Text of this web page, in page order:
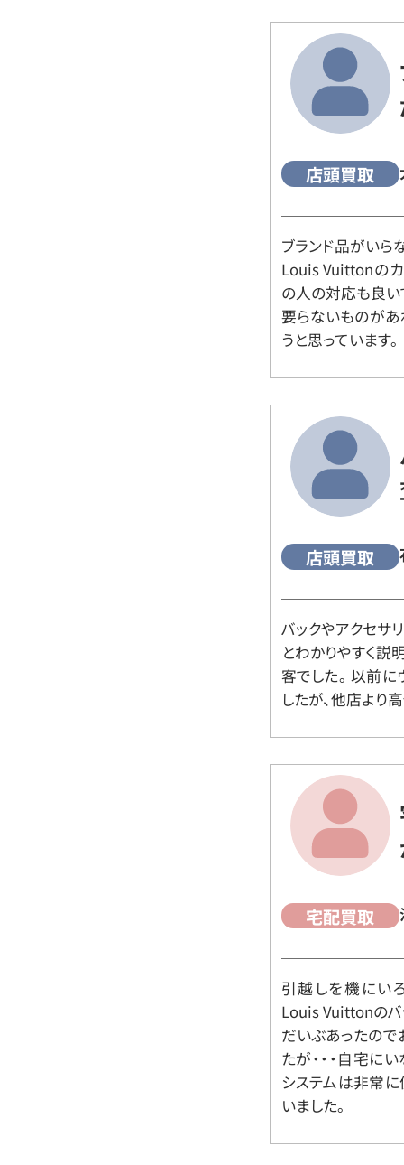
店頭買取
ブランド品がいら
Louis Vuittonの
の人の対応も良い
要らないものがあ
うと思っています。
店頭買取
バックやアクセサ
とわかりやすく説
客でした。 以前
したが、他店より
宅配買取
引越しを機にい
Louis Vuittonのバ
だいぶあったので
たが・・・自宅に
システムは非常に
いました。